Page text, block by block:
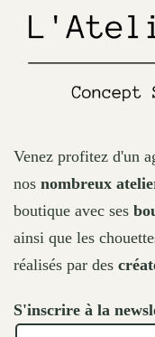
Venez profitez d'un
nos nombreux
boutique avec ses
ainsi que les
réalisés par des
S'inscrire à la